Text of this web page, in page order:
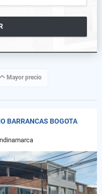
Mayor precio
BARRANCAS BOGOTA